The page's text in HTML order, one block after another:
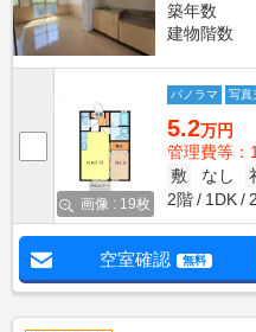
築年数
建物階数
画像 : 19枚
パノラマ 写真
5.2万円
管理費等：
敷
なし
2階
1DK
空室確認 無料